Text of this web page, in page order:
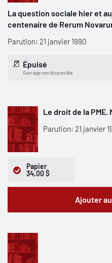
La question sociale hier et
centenaire de Rerum
Parution: 21 janvier 1990
Épuisé
Ouvrage non disponible
Le droit de la
Parution: 21 janvier
Papier
34,00 $
Ajouter